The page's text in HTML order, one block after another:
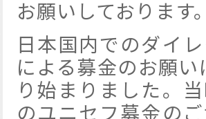
お願いしております
日本国内でのダイ
による募金のお願
り始まりました。
のユニセフ募金の